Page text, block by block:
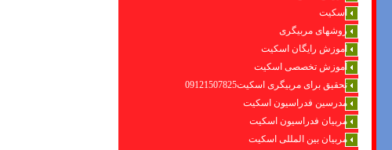
اسکیت
روشهای مربیگری
اموزش رایگان اسکیت
آموزش تخصصی اسکیت
تحقیق برای مربیگری اسکیت09121507825
مدرسین فدراسیون اسکیت
مربیان فدراسیون اسکیت
مربیان بین المللی اسکیت